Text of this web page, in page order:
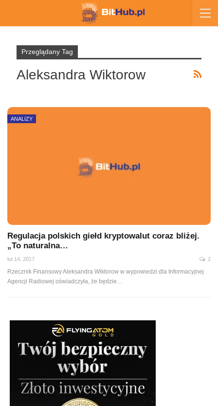
Przeglądany Tag
Aleksandra Wiktorow
ANALIZY
Regulacja polskich giełd kryptowalut coraz bliżej.
„To naturalna…
lut 14, 2017 2
Rzecznik Finansowy Aleksandra Wiktorow w wypowiedzi dla Informacyjnej
Agencji Radiowej oświadczyła, że będzie…